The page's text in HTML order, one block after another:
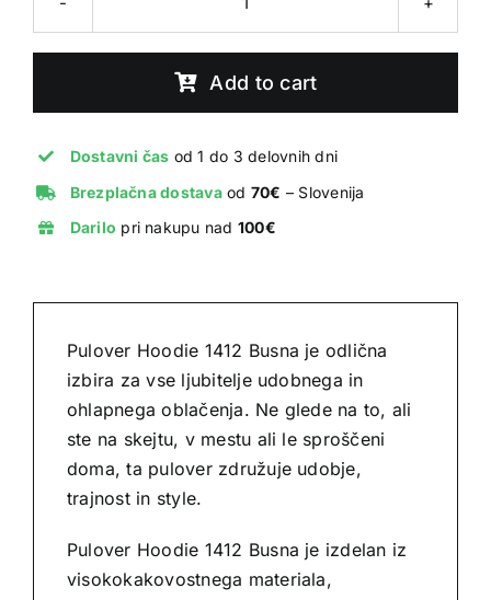
1412
Dark
quantity
Add to cart
Dostavni čas od 1 do 3 delovnih dni
Brezplačna dostavaod 70€ – Slovenija
Darilo pri nakupu nad 100€
Pulover Hoodie 1412 Busna je odlična
izbira za vse ljubitelje udobnega in
ohlapnega oblačenja. Ne glede na to, ali
ste na skejtu, v mestu ali le sproščeni
doma, ta pulover združuje udobje,
trajnost in style.
Pulover Hoodie 1412 Busna je izdelan iz
visokokakovostnega materiala,